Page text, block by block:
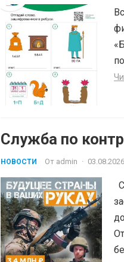
Служба по
НОВОСТИ От admin · 03.08.2026